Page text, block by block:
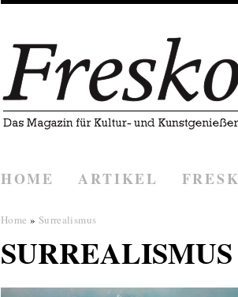
HOME ARTIKEL
Home » Surrealismus
SURREALISMUS